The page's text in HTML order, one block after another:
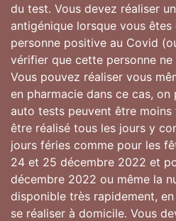
du test. Vous devez réaliser
antigénique lorsque vous
personne positive au Covid
vérifier que cette personne
Vous pouvez réaliser vous
en pharmacie dans ce cas,
auto tests peuvent être
être réalisé tous les jours y
jours féries comme pour les
24 et 25 décembre 2022 et
décembre 2022 ou même la
disponible très rapidement,
se réaliser à domicile. Vous